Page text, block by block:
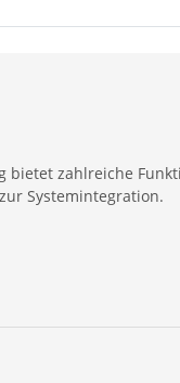
bietet zahlreiche
Systemintegration.